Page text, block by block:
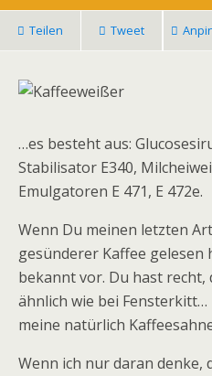
Teilen Tweet
…es besteht aus:
Stabilisator E340,
Emulgatoren E 471, E 472e.
Wenn Du meinen letzten
gesünderer Kaffee gelesen
bekannt vor. Du hast
ähnlich wie bei
meine natürlich
Wenn ich nur daran denke,